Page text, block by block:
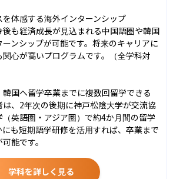
体感する海外インターンシップ
も経済成長が見込まれる中国語圏や韓国
ンシップが可能です。将来のキャリアに
心が高いプログラムです。（全学科対
国へ留学卒業までに複数回留学できる
、2年次の後期に神戸松陰大学が交流協
英語圏・アジア圏）で約4か月間の留学
も短期語学研修を活用すれば、卒業まで
能です。
学科を詳しく見る